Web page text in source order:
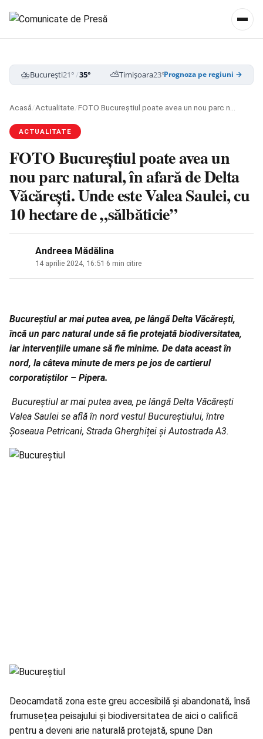
⛈️București21°/35° ⛅Timișoara23°/35° ☁️Cluj-Napoca
Prognoza pe regiuni →
Acasă/Actualitate/
ACTUALITATE
FOTO Bucureștiul poate avea un
nou parc natural, în afară de Delta
Văcărești. Unde este Valea Saulei, cu
10 hectare de „sălbăticie”
Andreea Mădălina
14 aprilie 2024, 16:51 6 min citire
Bucureștiul ar mai putea avea, pe lângă Delta Văcărești,
încă un parc natural unde să fie protejată biodiversitatea,
iar intervențiile umane să fie minime. De data aceast în
nord, la câteva minute de mers pe jos de cartierul
corporatiștilor – Pipera.
Bucureștiul ar mai putea avea, pe lângă Delta Văcărești
Valea Saulei se află în nord vestul Bucureștiului, între
Șoseaua Petricani, Strada Gherghiței și Autostrada A3.
Deocamdată zona este greu accesibilă și abandonată, însă
frumusețea peisajului și biodiversitatea de aici o califică
pentru a deveni arie naturală protejată, spune Dan